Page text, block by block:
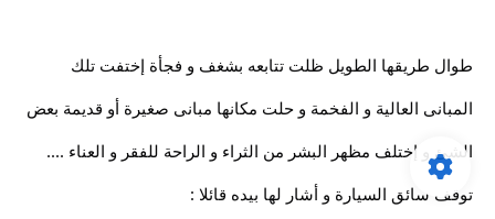
طوال طريقها الطويل ظلت تتابعه بشغف و فجأة إختفت تلك
المبانى العالية و الفخمة و حلت مكانها مبانى صغيرة أو قديمة بعض
الشئ و إختلف مظهر البشر من الثراء و الراحة للفقر و العناء ....
توقف سائق السيارة و أشار لها بيده قائلا :